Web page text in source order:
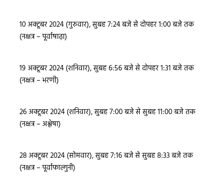
10 अक्टूबर 2024 (गुरुवार), सुबह 7:24 बजे से दोपहर 1:00 बजे तक
(नक्षत्र – पूर्वाषाढ़ा)
19 अक्टूबर 2024 (शनिवार), सुबह 6:56 बजे से दोपहर 1:31 बजे तक
(नक्षत्र – भरणी)
26 अक्टूबर 2024 (शनिवार), सुबह 7:00 बजे से सुबह 11:00 बजे तक
(नक्षत्र – अश्लेषा)
28 अक्टूबर 2024 (सोमवार), सुबह 7:16 बजे से सुबह 8:33 बजे तक
(नक्षत्र – पूर्वाफाल्गुनी)